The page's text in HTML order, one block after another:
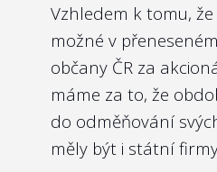
Vzhledem k tomu,
možné v
občany ČR za
máme za to, že
do odměňování
měly být i státní